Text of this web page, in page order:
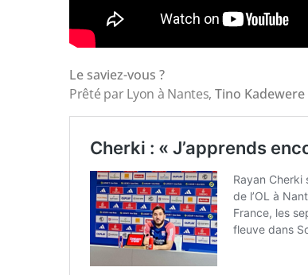
Le saviez-vous ?
Prêté par Lyon à Nantes, Tino Kadewere